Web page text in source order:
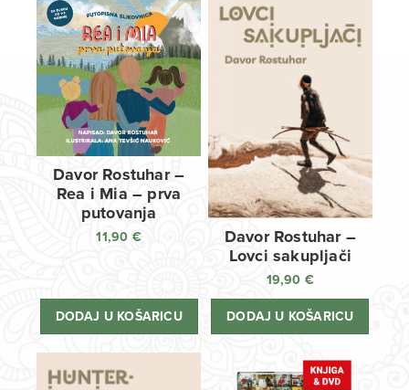
Davor Rostuhar –
Rea i Mia – prva
putovanja
11,90 €
DODAJ U KOŠARICU
Davor Rostuhar –
Lovci sakupljači
19,90 €
DODAJ U KOŠARICU